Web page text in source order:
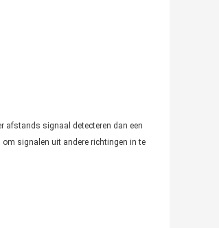
afstands signaal detecteren dan een
signalen uit andere richtingen in te